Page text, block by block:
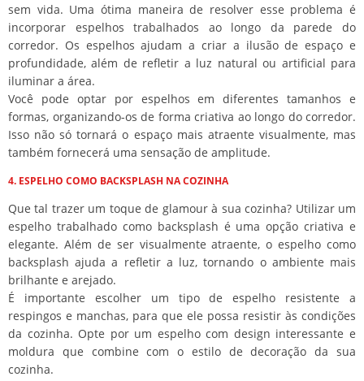
sem vida. Uma ótima maneira de resolver esse problema é
incorporar espelhos trabalhados ao longo da parede do
corredor. Os espelhos ajudam a criar a ilusão de espaço e
profundidade, além de refletir a luz natural ou artificial para
iluminar a área.
Você pode optar por espelhos em diferentes tamanhos e
formas, organizando-os de forma criativa ao longo do corredor.
Isso não só tornará o espaço mais atraente visualmente, mas
também fornecerá uma sensação de amplitude.
4. ESPELHO COMO BACKSPLASH NA COZINHA
Que tal trazer um toque de glamour à sua cozinha? Utilizar um
espelho trabalhado como backsplash é uma opção criativa e
elegante. Além de ser visualmente atraente, o espelho como
backsplash ajuda a refletir a luz, tornando o ambiente mais
brilhante e arejado.
É importante escolher um tipo de espelho resistente a
respingos e manchas, para que ele possa resistir às condições
da cozinha. Opte por um espelho com design interessante e
moldura que combine com o estilo de decoração da sua
cozinha.